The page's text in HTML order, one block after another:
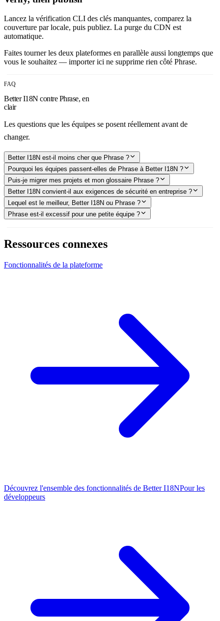
Lancez la vérification CLI des clés manquantes, comparez la
couverture par locale, puis publiez. La purge du CDN est
automatique.
Faites tourner les deux plateformes en parallèle aussi longtemps que
vous le souhaitez — importer ici ne supprime rien côté Phrase.
FAQ
Better I18N contre Phrase, en
clair
Les questions que les équipes se posent réellement avant de
changer.
Better I18N est-il moins cher que Phrase ?
Pourquoi les équipes passent-elles de Phrase à Better I18N ?
Puis-je migrer mes projets et mon glossaire Phrase ?
Better I18N convient-il aux exigences de sécurité en entreprise ?
Lequel est le meilleur, Better I18N ou Phrase ?
Phrase est-il excessif pour une petite équipe ?
Ressources connexes
Fonctionnalités de la plateforme
Découvrez l'ensemble des fonctionnalités de Better I18NPour les
développeurs